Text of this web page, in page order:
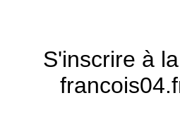
S'inscrire à